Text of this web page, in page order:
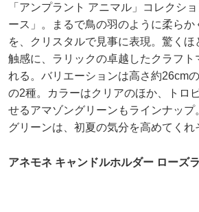
「アンプラント アニマル」コレクシ
ース」。まるで鳥の羽のように柔らか
を、クリスタルで見事に表現。驚く
触感に、ラリックの卓越したクラフト
れる。バリエーションは高さ約26cm
の2種。カラーはクリアのほか、トロ
せるアマゾングリーンもラインナップ
グリーンは、初夏の気分を高めてくれ
アネモネ キャンドルホルダー ローズ